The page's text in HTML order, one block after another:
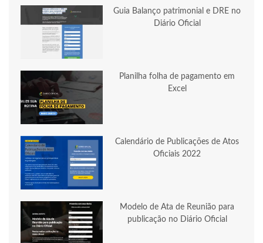
Guia Balanço patrimonial e DRE no
Diário Oficial
Planilha folha de pagamento em
Excel
Calendário de Publicações de Atos
Oficiais 2022
Modelo de Ata de Reunião para
publicação no Diário Oficial